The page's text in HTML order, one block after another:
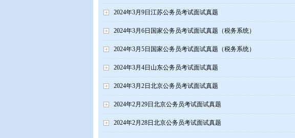
2024年3月9日江苏公务员考试面试真题
2024年3月6日国家公务员考试面试真题（税务系统）
2024年3月5日国家公务员考试面试真题（税务系统）
2024年3月4日山东公务员考试面试真题
2024年3月2日北京公务员考试面试真题
2024年2月29日北京公务员考试面试真题
2024年2月28日北京公务员考试面试真题